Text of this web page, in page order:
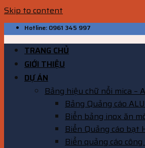
Skip to content
Hotline: 0961 345 997
TRANG CHỦ
GIỚI THIỆU
DỰ ÁN
Bảng hiệu chữ nổi mica –
Bảng Quảng cáo
Biển bảng inox ăn
Biển Quảng cáo bạt
Biển quảng cáo